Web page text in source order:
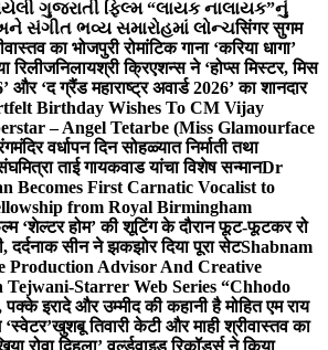
ગુજરાતી ફિલ્મ “લાયક નાલાયક”નું
સંગીત ભવ્ય સમારોહમાં લોન્ચसिंगर सुगम
का भोजपुरी रोमांटिक गाना ‘करिया धागा’
रिलीजनिलायश्री क्रिएशन्स ने ‘होप्स मिस्टर, मिस
और ‘द ग्रैंड महाराष्ट्र अवार्ड 2026’ का शानदार
Birthday Wishes To CM Vijay
– Angel Tetarbe (Miss Glamourface
वर्धापन दिन सोहळ्यात निर्माती तथा
ताई गायकवाड यांचा विशेष सन्मानDr
Becomes First Carnatic Vocalist to
from Royal Birmingham
‘शेल्टर होम’ की शूटिंग के दौरान फूट-फूटकर रो
दर्दनाक सीन ने झकझोर दिया पूरा सेटShabnam
Production Advisor And Creative
Starrer Web Series “Chhodo
पक्के इरादे और उम्मीद की कहानी है मोहित एम राय
खुशबू तिवारी केटी और माही श्रीवास्तव का